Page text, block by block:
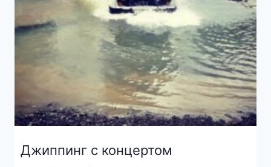
Джиппинг с концертом